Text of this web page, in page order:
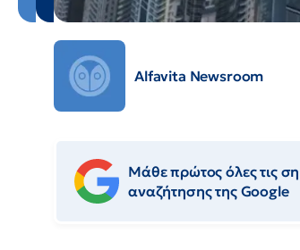
Alfavita Newsroom
Μάθε πρώτος όλες τις
αναζήτησης της Google